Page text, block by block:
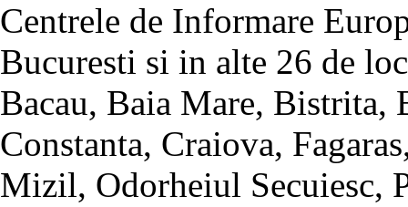
Centrele de Informare
Bucuresti si in alte 26 de
Bacau, Baia Mare, Bistrita,
Constanta, Craiova,
Mizil, Odorheiul Secuiesc,